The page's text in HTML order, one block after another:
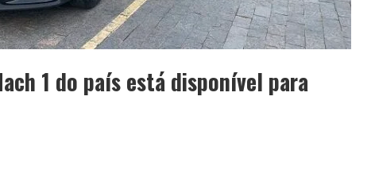
1 do país está disponível para